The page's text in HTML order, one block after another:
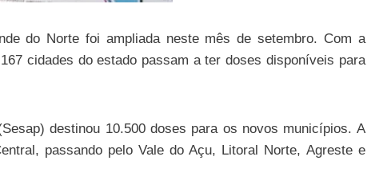
do Norte foi ampliada neste mês de setembro. Com a
cidades do estado passam a ter doses disponíveis para
destinou 10.500 doses para os novos municípios. A
passando pelo Vale do Açu, Litoral Norte, Agreste e